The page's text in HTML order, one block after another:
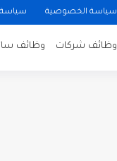
سياسة الخصوصية سياسة
وظائف شركات وظائف